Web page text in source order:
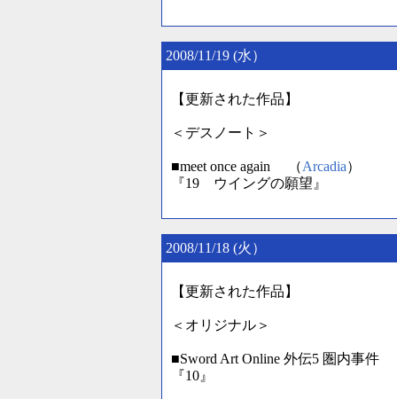
2008/11/19 (水）
【更新された作品】
＜デスノート＞
■meet once again （Arcadia）
『19 ウイングの願望』
2008/11/18 (火）
【更新された作品】
＜オリジナル＞
■Sword Art Online 外伝5 圏内事件
『10』